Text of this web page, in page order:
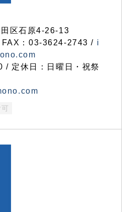
区石原4-26-13
：03-3624-2743 / i
/ 定休日：日曜日・祝祭